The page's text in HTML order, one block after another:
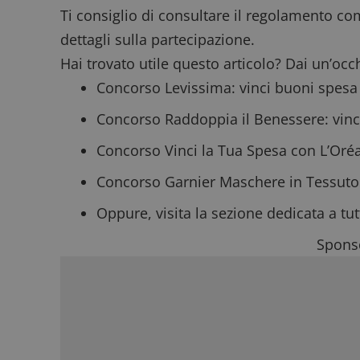
Ti consiglio di consultare il regolamento
dettagli sulla partecipazione.
Hai trovato utile questo articolo? Dai
Concorso Levissima: vinci buoni
Concorso Raddoppia il Benessere:
Concorso Vinci la Tua Spesa con
Concorso Garnier Maschere in Tessuto
Oppure, visita la sezione dedicata a
Nome
_pk_id.1.938b